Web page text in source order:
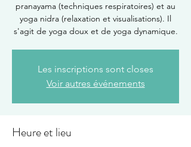
pranayama (techniques respiratoires) et au
yoga nidra (relaxation et visualisations). Il
s'agit de yoga doux et de yoga dynamique.
Les inscriptions sont closes
Voir autres événements
Heure et lieu